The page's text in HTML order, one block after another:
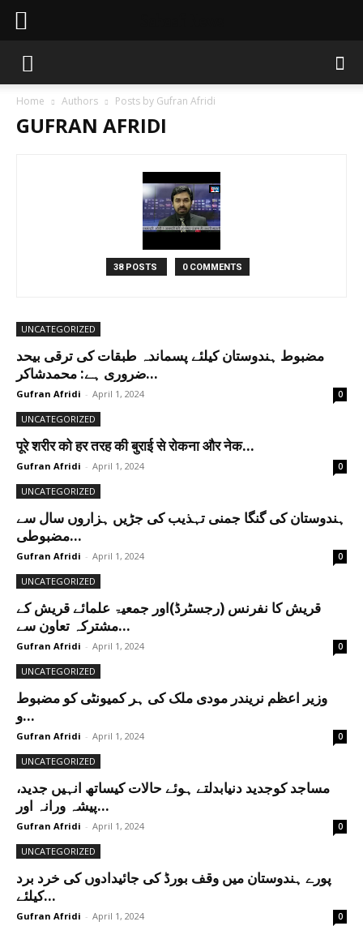
Home Authors Posts by Gufran Afridi
GUFRAN AFRIDI
38 POSTS 0 COMMENTS
UNCATEGORIZED
مضبوط ہندوستان کیلئے پسماندہ طبقات کی ترقی بیحد
ضروری ہے: محمدشاکر...
Gufran Afridi - April 1, 2024 0
UNCATEGORIZED
पूरे शरीर को हर तरह की बुराई से रोकना और नेक...
Gufran Afridi - April 1, 2024 0
UNCATEGORIZED
ہندوستان کی گنگا جمنی تہذیب کی جڑیں ہزاروں سال سے
مضبوطی...
Gufran Afridi - April 1, 2024 0
UNCATEGORIZED
قریش کا نفرنس (رجسٹرڈ)اور جمعیۃ علمائے قریش کے
مشترکہ تعاون سے...
Gufran Afridi - April 1, 2024 0
UNCATEGORIZED
وزیر اعظم نریندر مودی ملک کی ہر کمیونٹی کو مضبوط
و...
Gufran Afridi - April 1, 2024 0
UNCATEGORIZED
مساجد کوجدید دنیابدلتے ہوئے حالات کیساتھ انہیں جدید،
پیشہ ورانہ اور...
Gufran Afridi - April 1, 2024 0
UNCATEGORIZED
پورے ہندوستان میں وقف بورڈ کی جائیدادوں کی خرد برد
کیلئے...
Gufran Afridi - April 1, 2024 0